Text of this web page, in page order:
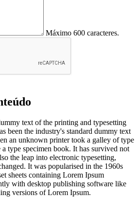
Máximo 600 caracteres.
text of the printing and typesetting
been the industry's standard dummy text
an unknown printer took a galley of type
type specimen book. It has survived not
the leap into electronic typesetting,
It was popularised in the 1960s
sheets containing Lorem Ipsum
with desktop publishing software like
versions of Lorem Ipsum.